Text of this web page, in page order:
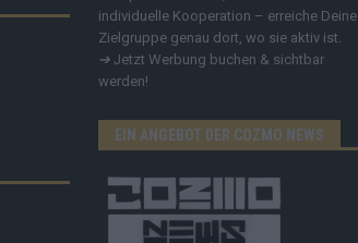
individuelle Kooperation – erreiche Deine
Zielgruppe genau dort, wo sie aktiv ist.
➔ Jetzt Werbung buchen & sichtbar
werden!
EIN ANGEBOT DER COZMO NEWS